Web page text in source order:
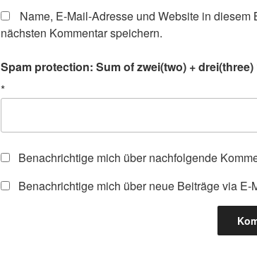
Name, E-Mail-Adresse und Website in diesem
nächsten Kommentar speichern.
Spam protection: Sum of zwei(two) + drei(three)
*
Benachrichtige mich über nachfolgende
Benachrichtige mich über neue Beiträge via E-